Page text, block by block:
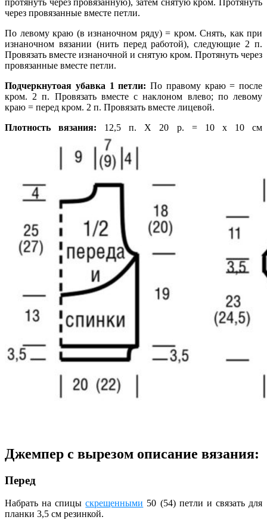
через провязанные вместе петли.
По левому краю (в изнаночном ряду) = кром. Снять, как при
изнаночном вязании (нить перед работой), следующие 2 п.
Провязать вместе изнаночной и снятую кром. Протянуть через
провязанные вместе петли.
Подчеркнутоая убавка 1 петли: По правому краю = после
кром. 2 п. Провязать вместе с наклоном влево; по левому
краю = перед кром. 2 п. Провязать вместе лицевой.
Плотность вязания: 12,5 п. Х 20 р. = 10 x 10 cм
Джемпер с вырезом описание вязания:
Перед
Набрать на спицыскрещенными 50 (54) петли и связать для
планки 3,5 cм резинкой.